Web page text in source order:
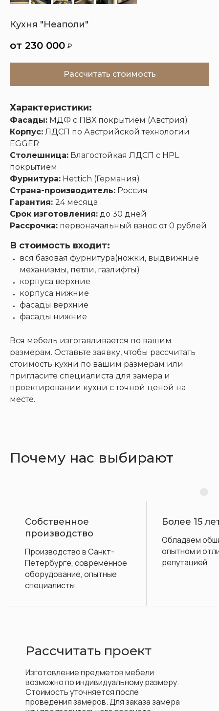
Кухни
Кухня "Неаполи"
230 000 ₽
Рассчитать стоимость
Характеристики:
Фасады: МДФ с ПВХ покрытием (Австрия)
Корпус: ЛДСП по Австрийской технологии
EGGER
Столешница: Влагостойкая ЛДСП с HPL
покрытием
Фурнитура: Hettich (Германия)
Страна-производитель: Россия
Гарантия: 24 месяца
Срок изготовления: до 30 дней
Рассрочка: первоначальный взнос от 0 рублей
В стоимость входит:
вся базовая фурнитура(ножки, выдвижные
механизмы, петли, газлифты)
корпуса верхние
корпуса нижние
фасады верхние
фасады нижние
Вся мебель изготавливается по вашим
размерам. Оставьте заявку, чтобы рассчитать
стоимость кухни по вашим размерам или
пригласите специалиста для замера и
проектировании кухни с точной ценой на
месте.
Почему нас выбирают
Более 15 лет на рынке
Обладаем обширным
опытном и отличной
репутацией
Рассчитать проект
Изготовление предметов мебели
возможно по индивидуальному размеру.
Стоимость уточняется после
проведения замеров. Для заказа замера